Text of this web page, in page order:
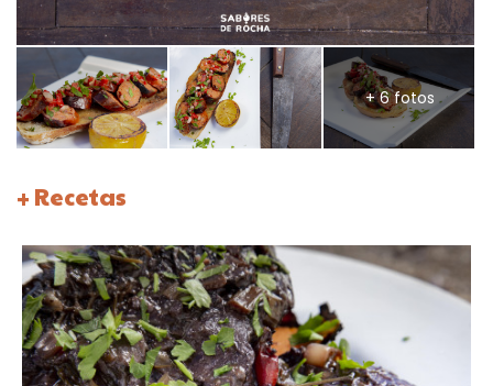
+ 6 fotos
+ Recetas